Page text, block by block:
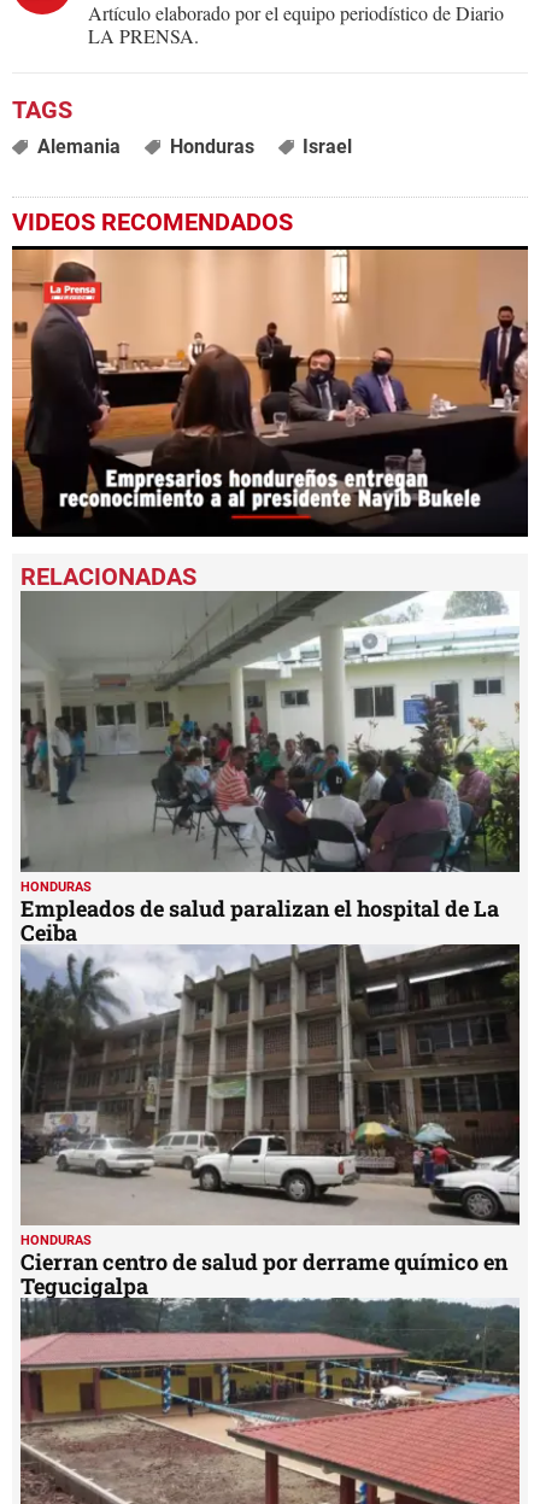
Artículo elaborado por el equipo periodístico de Diario
LA PRENSA.
Alemania Honduras Israel
VIDEOS RECOMENDADOS
seconds
of
seconds
HONDURAS
Empleados de salud paralizan el hospital de La
Ceiba
HONDURAS
Cierran centro de salud por derrame químico en
Tegucigalpa